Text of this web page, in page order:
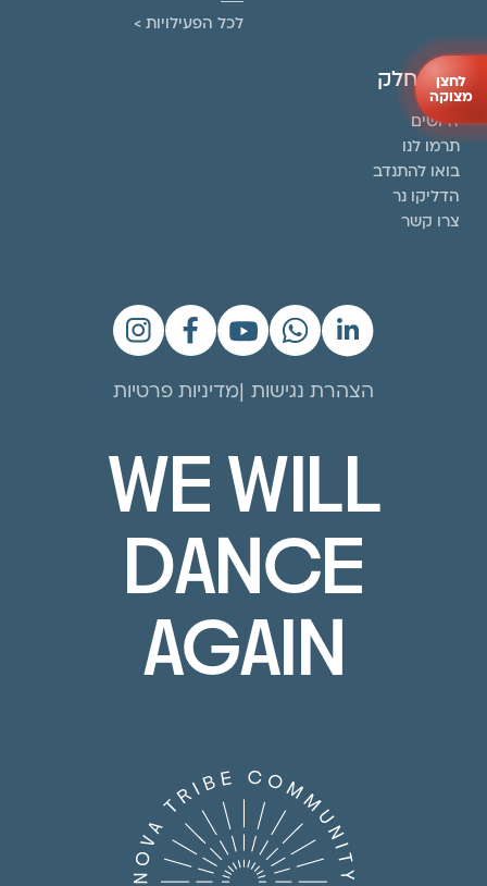
לכל הפעילויות >
קחו חלק
דרושים
תרמו לנו
בואו להתנדב
הדליקו נר
צרו קשר
הצהרת נגישות מדיניות פרטיות
WE WILL
DANCE
AGAIN
לחצן
מצוקה